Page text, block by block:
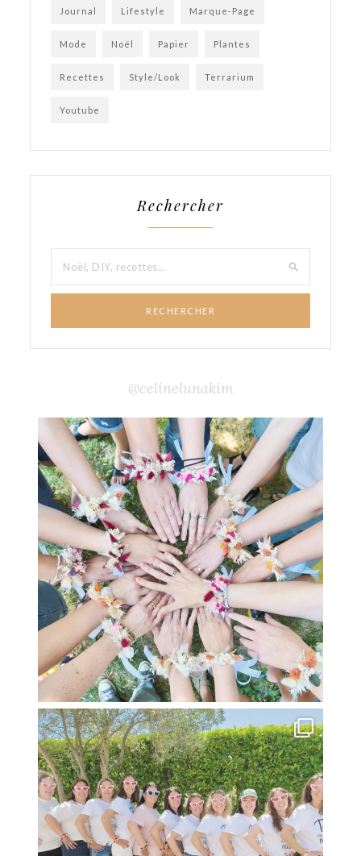
Journal Lifestyle Marque-Page
Mode Noël Papier Plantes
Recettes Style/Look Terrarium
Youtube
Rechercher
RECHERCHER
@celinelunakim